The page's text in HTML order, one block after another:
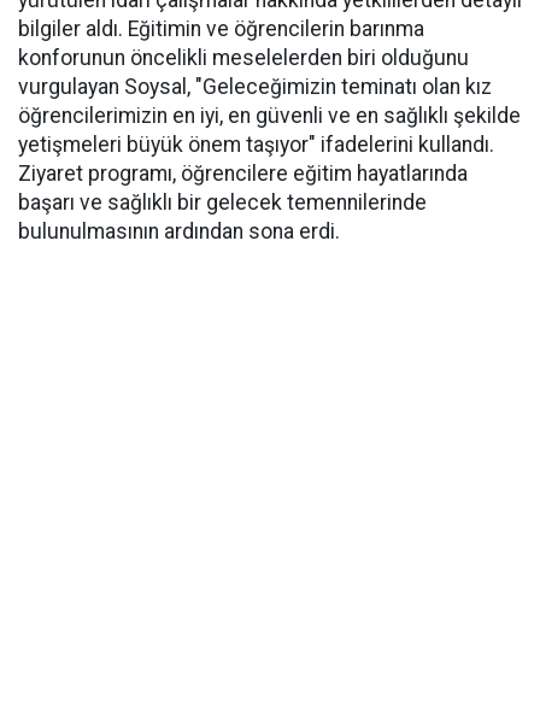
bilgiler aldı. Eğitimin ve öğrencilerin barınma
konforunun öncelikli meselelerden biri olduğunu
vurgulayan Soysal, "Geleceğimizin teminatı olan kız
öğrencilerimizin en iyi, en güvenli ve en sağlıklı şekilde
yetişmeleri büyük önem taşıyor" ifadelerini kullandı.
Ziyaret programı, öğrencilere eğitim hayatlarında
başarı ve sağlıklı bir gelecek temennilerinde
bulunulmasının ardından sona erdi.